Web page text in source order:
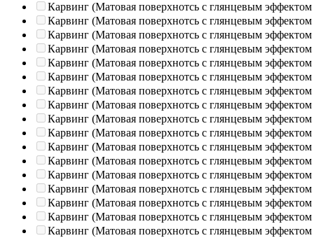
Карвинг (Матовая поверхнотсь с глянцевым эффектом
Карвинг (Матовая поверхнотсь с глянцевым эффектом
Карвинг (Матовая поверхнотсь с глянцевым эффектом
Карвинг (Матовая поверхнотсь с глянцевым эффектом
Карвинг (Матовая поверхнотсь с глянцевым эффектом
Карвинг (Матовая поверхнотсь с глянцевым эффектом
Карвинг (Матовая поверхнотсь с глянцевым эффектом
Карвинг (Матовая поверхнотсь с глянцевым эффектом
Карвинг (Матовая поверхнотсь с глянцевым эффектом
Карвинг (Матовая поверхнотсь с глянцевым эффектом
Карвинг (Матовая поверхнотсь с глянцевым эффектом
Карвинг (Матовая поверхнотсь с глянцевым эффектом
Карвинг (Матовая поверхнотсь с глянцевым эффектом
Карвинг (Матовая поверхнотсь с глянцевым эффектом
Карвинг (Матовая поверхнотсь с глянцевым эффектом
Карвинг (Матовая поверхнотсь с глянцевым эффектом
Карвинг (Матовая поверхнотсь с глянцевым эффектом